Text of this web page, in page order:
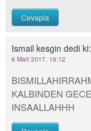
Cevapla
Ismail kesgin dedi ki:
6 Mart 2017, 16:12
KALBINDEN
INSAALLAHHH